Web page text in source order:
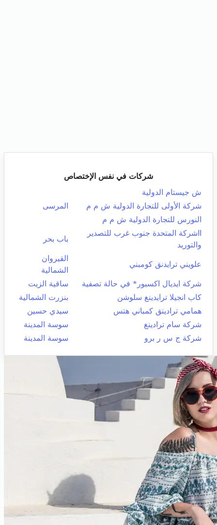
شركات في نفس الإختصاص
ش جيستام الدولية
شركة الأولى للتجارة الدولية ش م م
المرسى
النورس للتجارة الدولية ش م م
ااشركة المتحدة جنوب غرب للتصدير
والتوريد
باب بحر
علويني ترايدنق كومبني
القيروان
الشمالية
شركة ايديال اكسبور* في حالة تصفية
ساقية الزيت
كاب انجيلا ترايدينغ سلوشن
بنزرت الشمالية
همامي ترادينق كمباني هتس
سيدي حسين
شركة سام ترادينغ
سوسة المدينة
شركة ج س ر برو
سوسة المدينة